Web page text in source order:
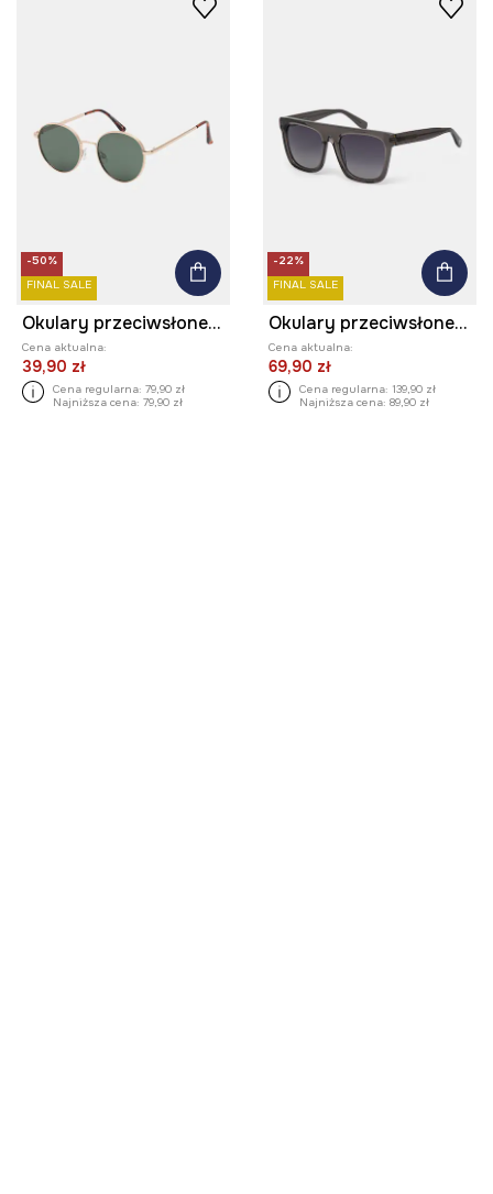
-50%
FINAL SALE
Okulary przeciwsłoneczne męskie z polaryzacją
Cena aktualna:
39,90 zł
Cena regularna: 79,90 zł
Najniższa cena: 79,90 zł
-22%
FINAL SALE
Okulary przeciwsłoneczne kwadratowe męskie z acetatem
Cena aktualna:
69,90 zł
Cena regularna: 139,90 zł
Najniższa cena: 89,90 zł